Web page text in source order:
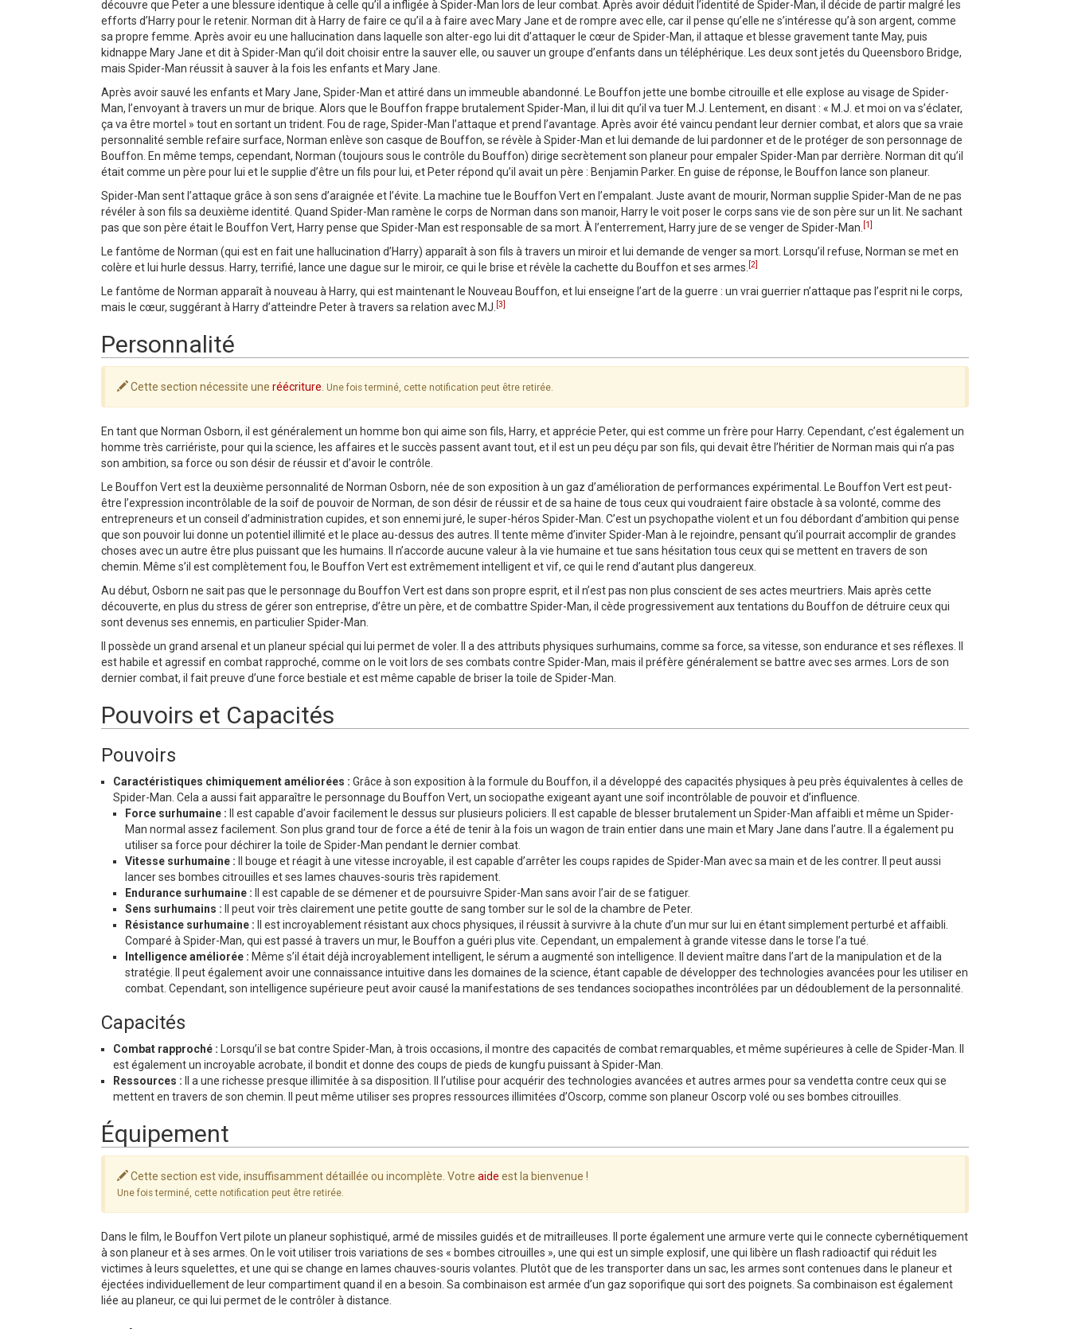
découvre que Peter a une blessure identique à celle qu’il a infligée à Spider-Man lors de leur combat. Après avoir déduit l’identité de Spider-Man, il décide de partir malgré les
efforts d’Harry pour le retenir. Norman dit à Harry de faire ce qu’il a à faire avec Mary Jane et de rompre avec elle, car il pense qu’elle ne s’intéresse qu’à son argent, comme
sa propre femme. Après avoir eu une hallucination dans laquelle son alter-ego lui dit d’attaquer le cœur de Spider-Man, il attaque et blesse gravement tante May, puis
kidnappe Mary Jane et dit à Spider-Man qu’il doit choisir entre la sauver elle, ou sauver un groupe d’enfants dans un téléphérique. Les deux sont jetés du Queensboro Bridge,
mais Spider-Man réussit à sauver à la fois les enfants et Mary Jane.
Après avoir sauvé les enfants et Mary Jane, Spider-Man et attiré dans un immeuble abandonné. Le Bouffon jette une bombe citrouille et elle explose au visage de Spider-
Man, l’envoyant à travers un mur de brique. Alors que le Bouffon frappe brutalement Spider-Man, il lui dit qu’il va tuer M.J. Lentement, en disant : « M.J. et moi on va s’éclater,
ça va être mortel » tout en sortant un trident. Fou de rage, Spider-Man l’attaque et prend l’avantage. Après avoir été vaincu pendant leur dernier combat, et alors que sa vraie
personnalité semble refaire surface, Norman enlève son casque de Bouffon, se révèle à Spider-Man et lui demande de lui pardonner et de le protéger de son personnage de
Bouffon. En même temps, cependant, Norman (toujours sous le contrôle du Bouffon) dirige secrètement son planeur pour empaler Spider-Man par derrière. Norman dit qu’il
était comme un père pour lui et le supplie d’être un fils pour lui, et Peter répond qu’il avait un père : Benjamin Parker. En guise de réponse, le Bouffon lance son planeur.
Spider-Man sent l’attaque grâce à son sens d’araignée et l’évite. La machine tue le Bouffon Vert en l’empalant. Juste avant de mourir, Norman supplie Spider-Man de ne pas
révéler à son fils sa deuxième identité. Quand Spider-Man ramène le corps de Norman dans son manoir, Harry le voit poser le corps sans vie de son père sur un lit. Ne sachant
pas que son père était le Bouffon Vert, Harry pense que Spider-Man est responsable de sa mort. À l’enterrement, Harry jure de se venger de Spider-Man. [1]
Le fantôme de Norman (qui est en fait une hallucination d’Harry) apparaît à son fils à travers un miroir et lui demande de venger sa mort. Lorsqu’il refuse, Norman se met en
colère et lui hurle dessus. Harry, terrifié, lance une dague sur le miroir, ce qui le brise et révèle la cachette du Bouffon et ses armes. [2]
Le fantôme de Norman apparaît à nouveau à Harry, qui est maintenant le Nouveau Bouffon, et lui enseigne l’art de la guerre : un vrai guerrier n’attaque pas l’esprit ni le corps,
mais le cœur, suggérant à Harry d’atteindre Peter à travers sa relation avec MJ. [3]
Personnalité
Cette section nécessite une réécriture Une fois terminé, cette notification peut être retirée.
En tant que Norman Osborn, il est généralement un homme bon qui aime son fils, Harry, et apprécie Peter, qui est comme un frère pour Harry. Cependant, c’est également un
homme très carriériste, pour qui la science, les affaires et le succès passent avant tout, et il est un peu déçu par son fils, qui devait être l’héritier de Norman mais qui n’a pas
son ambition, sa force ou son désir de réussir et d’avoir le contrôle.
Le Bouffon Vert est la deuxième personnalité de Norman Osborn, née de son exposition à un gaz d’amélioration de performances expérimental. Le Bouffon Vert est peut-
être l’expression incontrôlable de la soif de pouvoir de Norman, de son désir de réussir et de sa haine de tous ceux qui voudraient faire obstacle à sa volonté, comme des
entrepreneurs et un conseil d’administration cupides, et son ennemi juré, le super-héros Spider-Man. C’est un psychopathe violent et un fou débordant d’ambition qui pense
que son pouvoir lui donne un potentiel illimité et le place au-dessus des autres. Il tente même d’inviter Spider-Man à le rejoindre, pensant qu’il pourrait accomplir de grandes
choses avec un autre être plus puissant que les humains. Il n’accorde aucune valeur à la vie humaine et tue sans hésitation tous ceux qui se mettent en travers de son
chemin. Même s’il est complètement fou, le Bouffon Vert est extrêmement intelligent et vif, ce qui le rend d’autant plus dangereux.
Au début, Osborn ne sait pas que le personnage du Bouffon Vert est dans son propre esprit, et il n’est pas non plus conscient de ses actes meurtriers. Mais après cette
découverte, en plus du stress de gérer son entreprise, d’être un père, et de combattre Spider-Man, il cède progressivement aux tentations du Bouffon de détruire ceux qui
sont devenus ses ennemis, en particulier Spider-Man.
Il possède un grand arsenal et un planeur spécial qui lui permet de voler. Il a des attributs physiques surhumains, comme sa force, sa vitesse, son endurance et ses réflexes. Il
est habile et agressif en combat rapproché, comme on le voit lors de ses combats contre Spider-Man, mais il préfère généralement se battre avec ses armes. Lors de son
dernier combat, il fait preuve d’une force bestiale et est même capable de briser la toile de Spider-Man.
Pouvoirs et Capacités
Pouvoirs
Caractéristiques chimiquement améliorées : Grâce à son exposition à la formule du Bouffon, il a développé des capacités physiques à peu près équivalentes à celles de
Spider-Man. Cela a aussi fait apparaître le personnage du Bouffon Vert, un sociopathe exigeant ayant une soif incontrôlable de pouvoir et d’influence.
Force surhumaine : Il est capable d’avoir facilement le dessus sur plusieurs policiers. Il est capable de blesser brutalement un Spider-Man affaibli et même un Spider-
Man normal assez facilement. Son plus grand tour de force a été de tenir à la fois un wagon de train entier dans une main et Mary Jane dans l’autre. Il a également pu
utiliser sa force pour déchirer la toile de Spider-Man pendant le dernier combat.
Vitesse surhumaine : Il bouge et réagit à une vitesse incroyable, il est capable d’arrêter les coups rapides de Spider-Man avec sa main et de les contrer. Il peut aussi
lancer ses bombes citrouilles et ses lames chauves-souris très rapidement.
Endurance surhumaine : Il est capable de se démener et de poursuivre Spider-Man sans avoir l’air de se fatiguer.
Sens surhumains : Il peut voir très clairement une petite goutte de sang tomber sur le sol de la chambre de Peter.
Résistance surhumaine : Il est incroyablement résistant aux chocs physiques, il réussit à survivre à la chute d’un mur sur lui en étant simplement perturbé et affaibli.
Comparé à Spider-Man, qui est passé à travers un mur, le Bouffon a guéri plus vite. Cependant, un empalement à grande vitesse dans le torse l’a tué.
Intelligence améliorée : Même s’il était déjà incroyablement intelligent, le sérum a augmenté son intelligence. Il devient maître dans l’art de la manipulation et de la
stratégie. Il peut également avoir une connaissance intuitive dans les domaines de la science, étant capable de développer des technologies avancées pour les utiliser en
combat. Cependant, son intelligence supérieure peut avoir causé la manifestations de ses tendances sociopathes incontrôlées par un dédoublement de la personnalité.
Capacités
Combat rapproché : Lorsqu’il se bat contre Spider-Man, à trois occasions, il montre des capacités de combat remarquables, et même supérieures à celle de Spider-Man. Il
est également un incroyable acrobate, il bondit et donne des coups de pieds de kungfu puissant à Spider-Man.
Ressources : Il a une richesse presque illimitée à sa disposition. Il l’utilise pour acquérir des technologies avancées et autres armes pour sa vendetta contre ceux qui se
mettent en travers de son chemin. Il peut même utiliser ses propres ressources illimitées d’Oscorp, comme son planeur Oscorp volé ou ses bombes citrouilles.
Équipement
Cette section est vide, insuffisamment détaillée ou incomplète. Votre aide est la bienvenue !
Une fois terminé, cette notification peut être retirée.
Dans le film, le Bouffon Vert pilote un planeur sophistiqué, armé de missiles guidés et de mitrailleuses. Il porte également une armure verte qui le connecte cybernétiquement
à son planeur et à ses armes. On le voit utiliser trois variations de ses « bombes citrouilles », une qui est un simple explosif, une qui libère un flash radioactif qui réduit les
victimes à leurs squelettes, et une qui se change en lames chauves-souris volantes. Plutôt que de les transporter dans un sac, les armes sont contenues dans le planeur et
éjectées individuellement de leur compartiment quand il en a besoin. Sa combinaison est armée d’un gaz soporifique qui sort des poignets. Sa combinaison est également
liée au planeur, ce qui lui permet de le contrôler à distance.